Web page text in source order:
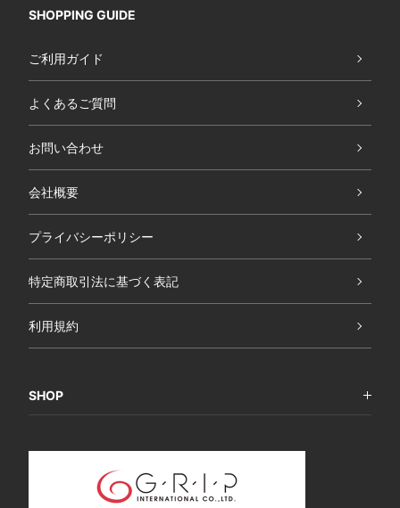
SHOPPING GUIDE
ご利用ガイド
よくあるご質問
お問い合わせ
会社概要
プライバシーポリシー
特定商取引法に基づく表記
利用規約
SHOP